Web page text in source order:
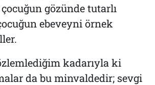
gözünde tutarlı
ebeveyni örnek
kadarıyla ki
da bu minvaldedir; sevgi